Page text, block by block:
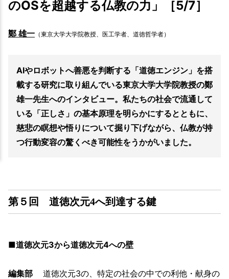
のOSを超越する仏教の力」［5/7］
鄭 雄一 （東京大学大学院教授、医工学者、道徳哲学者）
AIやロボットへ善悪を判断する「道徳エンジン」を搭
載する研究に取り組んでいる東京大学大学院教授の鄭
雄一先生へのインタビュー。私たちの社会で流通して
いる「正しさ」の基本原理を明らかにするとともに、
慈悲の瞑想や悟りについて掘り下げながら、仏教が持
つ行動変容の驚くべき可能性をうかがいました。
第５回 道徳次元4へ到達する鍵
■道徳次元3から道徳次元4への壁
編集部 道徳次元3の、特定の社会の中での利他・献身の